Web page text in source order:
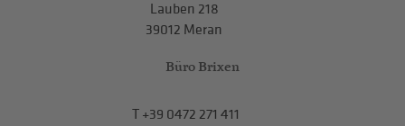
Lauben 218
39012 Meran
Büro Brixen
T+39 0472 271 411